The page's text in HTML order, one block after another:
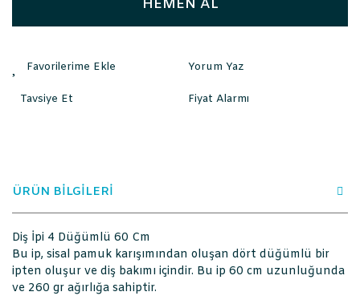
HEMEN AL
Yorum Yaz
Tavsiye Et Fiyat Alarmı
ÜRÜN BİLGİLERİ
Diş İpi 4 Düğümlü 60 Cm
Bu ip, sisal pamuk karışımından oluşan dört düğümlü bir
ipten oluşur ve diş bakımı içindir. Bu ip 60 cm uzunluğunda
ve 260 gr ağırlığa sahiptir.